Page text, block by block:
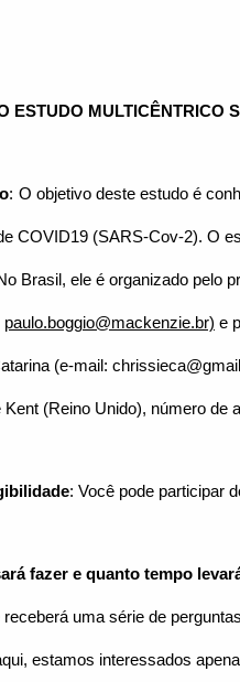
ESTUDO MULTICÊNTRICO
: O objetivo deste estudo é
COVID19 (SARS-Cov-2). O
Brasil, ele é organizado pelo
paulo.boggio@mackenzie.br) e
(e-mail:
(Reino Unido), número de
: Você pode participar
fazer e quanto tempo
uma série de
estamos interessados